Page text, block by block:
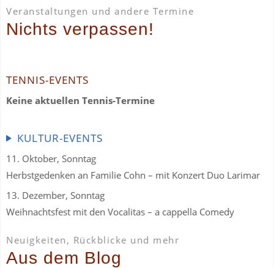
Veranstaltungen und andere Termine
Nichts verpassen!
TENNIS-EVENTS
Keine aktuellen Tennis-Termine
KULTUR-EVENTS
11. Oktober, Sonntag
Herbstgedenken an Familie Cohn – mit Konzert Duo Larimar
13. Dezember, Sonntag
Weihnachtsfest mit den Vocalitas – a cappella Comedy
Neuigkeiten, Rückblicke und mehr
Aus dem Blog